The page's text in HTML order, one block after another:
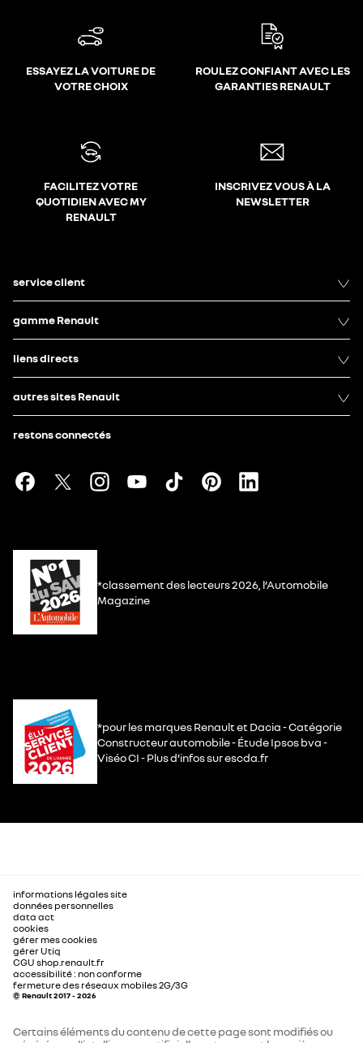
ESSAYEZ LA VOITURE DE
VOTRE CHOIX
ROULEZ CONFIANT AVEC LES
GARANTIES RENAULT
FACILITEZ VOTRE
QUOTIDIEN AVEC MY
RENAULT
INSCRIVEZ VOUS À LA
NEWSLETTER
service client
gamme Renault
liens directs
autres sites Renault
restons connectés
*classement des lecteurs 2026, l’Automobile
Magazine
*pour les marques Renault et Dacia - Catégorie
Constructeur automobile - Étude Ipsos bva -
Viséo CI - Plus d’infos sur escda.fr
informations légales site
données personnelles
data act
cookies
gérer mes cookies
gérer Utiq
CGU shop.renault.fr
accessibilité : non conforme
fermeture des réseaux mobiles 2G/3G
© Renault 2017 - 2026
Certains éléments du contenu de cette page sont modifiés ou